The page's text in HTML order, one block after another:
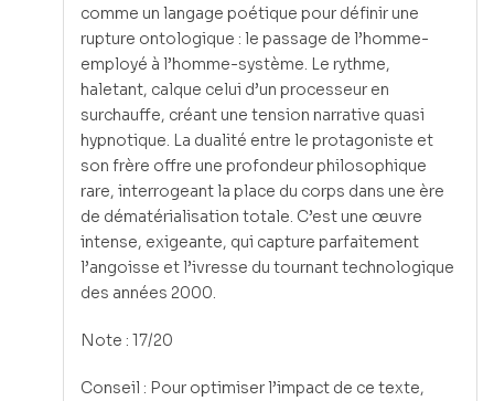
comme un langage poétique pour définir une
rupture ontologique : le passage de l’homme-
employé à l’homme-système. Le rythme,
haletant, calque celui d’un processeur en
surchauffe, créant une tension narrative quasi
hypnotique. La dualité entre le protagoniste et
son frère offre une profondeur philosophique
rare, interrogeant la place du corps dans une ère
de dématérialisation totale. C’est une œuvre
intense, exigeante, qui capture parfaitement
l’angoisse et l’ivresse du tournant technologique
des années 2000.
Note : 17/20
Conseil : Pour optimiser l’impact de ce texte,